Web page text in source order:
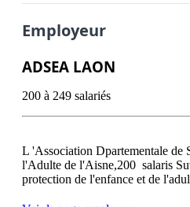
Employeur
ADSEA LAON
200 à 249 salariés
L 'Association Dpartementale de
l'Adulte de l'Aisne,200  salaris